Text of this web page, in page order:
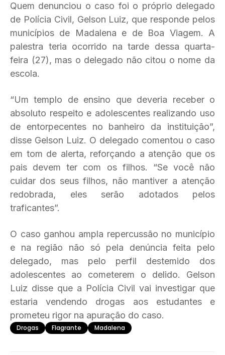
Quem denunciou o caso foi o próprio delegado
de Polícia Civil, Gelson Luiz, que responde pelos
municípios de Madalena e de Boa Viagem. A
palestra teria ocorrido na tarde dessa quarta-
feira (27), mas o delegado não citou o nome da
escola.
“Um templo de ensino que deveria receber o
absoluto respeito e adolescentes realizando uso
de entorpecentes no banheiro da instituição”,
disse Gelson Luiz. O delegado comentou o caso
em tom de alerta, reforçando a atenção que os
pais devem ter com os filhos. “Se você não
cuidar dos seus filhos, não mantiver a atenção
redobrada, eles serão adotados pelos
traficantes”.
O caso ganhou ampla repercussão no município
e na região não só pela denúncia feita pelo
delegado, mas pelo perfil destemido dos
adolescentes ao cometerem o delido. Gelson
Luiz disse que a Polícia Civil vai investigar que
estaria vendendo drogas aos estudantes e
prometeu rigor na apuração do caso.
Drogas Flagrante Madalena